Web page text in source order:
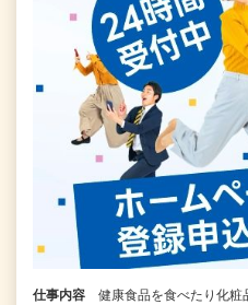
仕事内容
健康食品を食べたり化粧